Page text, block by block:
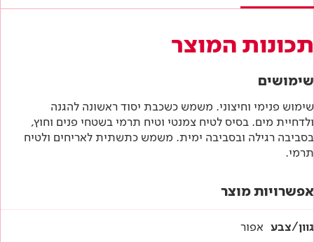
תו תקן ישראלי
מפרטים טכניים
הוראות בטיחות
תכונות המוצר
שימושים
שימוש פנימי וחיצוני. משמש כשכבת יסוד ראשונה להגנה
ולדחיית מים. בסיס לטיח צמנטי וטיח תרמי בשטחי פנים וחוץ,
בסביבה רגילה ובסביבה ימית. משמש כתשתית לאריחים ולטיח
תרמי.
אפשרויות מוצר
גוון/צבע אפור